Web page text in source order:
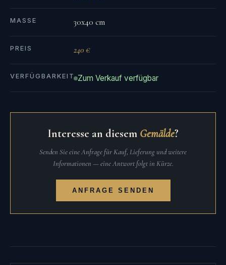
MASSE 30x40 cm
PREIS 240 €
VERFÜGBARKEIT Zum Verkauf verfügbar
Interesse an diesem Gemälde?
Senden Sie eine Anfrage für Kauf, Lieferung und weitere
Informationen — eine Antwort folgt in Kürze.
ANFRAGE SENDEN